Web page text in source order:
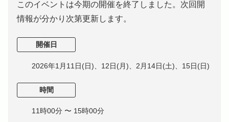
このイベントは今期の開催を終了しました。次回開
情報が分かり次第更新します。
開催日
2026年1月11日(日)、12日(月)、2月14日(土)、15日(日)
時間
11時00分 〜 15時00分